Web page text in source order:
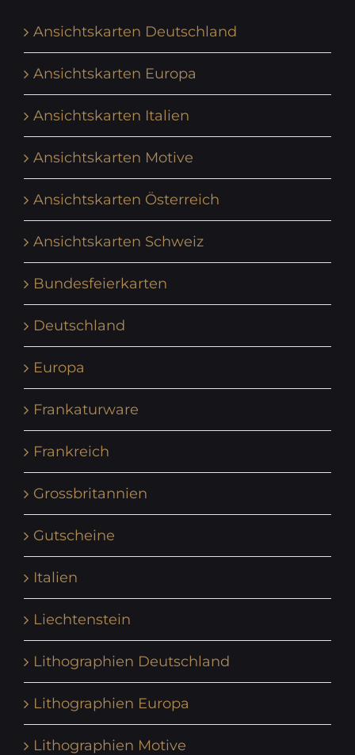
Ansichtskarten Deutschland
Ansichtskarten Europa
Ansichtskarten Italien
Ansichtskarten Motive
Ansichtskarten Österreich
Ansichtskarten Schweiz
Bundesfeierkarten
Deutschland
Europa
Frankaturware
Frankreich
Grossbritannien
Gutscheine
Italien
Liechtenstein
Lithographien Deutschland
Lithographien Europa
Lithographien Motive